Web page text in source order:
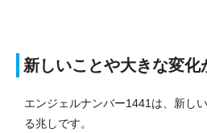
新しいことや大きな変化
エンジェルナンバー1441は、新し
る兆しです。